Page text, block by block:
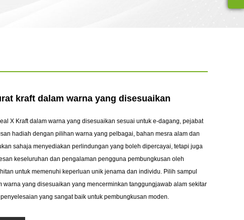
kraft dalam warna yang disesuaikan
X Kraft dalam warna yang disesuaikan sesuai untuk e-dagang, pejabat
hadiah dengan pilihan warna yang pelbagai, bahan mesra alam dan
sahaja menyediakan perlindungan yang boleh dipercayai, tetapi juga
keseluruhan dan pengalaman pengguna pembungkusan oleh
untuk memenuhi keperluan unik jenama dan individu. Pilih sampul
warna yang disesuaikan yang mencerminkan tanggungjawab alam sekitar
yang sangat baik untuk pembungkusan moden.